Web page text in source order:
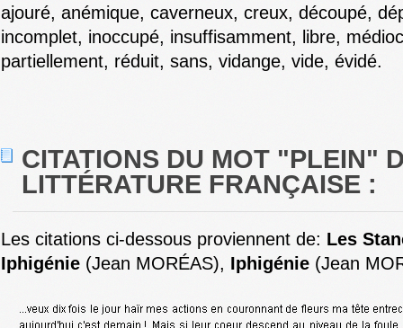
ajouré, anémique, caverneux, creux, découpé,
incomplet, inoccupé, insuffisamment, libre,
partiellement, réduit, sans, vidange, vide, évidé.
CITATIONS DU MOT "PLEIN"
LITTÉRATURE FRANÇAISE :
Les citations ci-dessous proviennent de: Les
Iphigénie(Jean MORÉAS), Iphigénie(Jean